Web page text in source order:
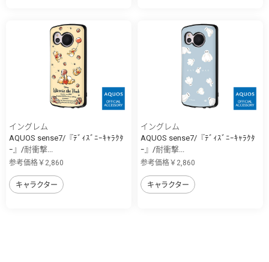
イングレム
AQUOS sense7/『ﾃﾞｨｽﾞﾆｰｷｬﾗｸﾀ
ｰ』/耐衝撃...
参考価格￥2,860
キャラクター
イングレム
AQUOS sense7/『ﾃﾞｨｽﾞﾆｰｷｬﾗｸﾀ
ｰ』/耐衝撃...
参考価格￥2,860
キャラクター